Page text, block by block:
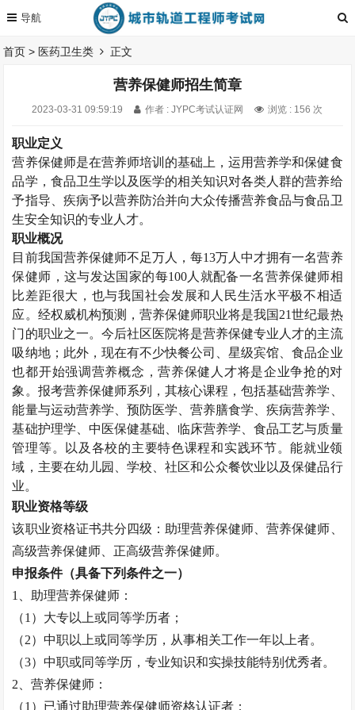
首页 > 医药卫生类 正文
营养保健师招生简章
2023-03-31 09:59:19 作者 : JYPC考试认证网 浏览 : 156 次
职业定义
营养保健师是在营养师培训的基础上，运用营养学和保健食
品学，食品卫生学以及医学的相关知识对各类人群的营养给
予指导、疾病予以营养防治并向大众传播营养食品与食品卫
生安全知识的专业人才。
职业概况
目前我国营养保健师不足万人，每13万人中才拥有一名营养
保健师，这与发达国家的每100人就配备一名营养保健师相
比差距很大，也与我国社会发展和人民生活水平极不相适
应。经权威机构预测，营养保健师职业将是我国21世纪最热
门的职业之一。今后社区医院将是营养保健专业人才的主流
吸纳地；此外，现在有不少快餐公司、星级宾馆、食品企业
也都开始强调营养概念，营养保健人才将是企业争抢的对
象。报考营养保健师系列，其核心课程，包括基础营养学、
能量与运动营养学、预防医学、营养膳食学、疾病营养学、
基础护理学、中医保健基础、临床营养学、食品工艺与质量
管理等。以及各校的主要特色课程和实践环节。能就业领
域，主要在幼儿园、学校、社区和公众餐饮业以及保健品行
业。
职业资格等级
该职业资格证书共分四级：助理营养保健师 、营养保健师
高级营养保健师 、正高级营养保健师。
申报条件（具备下列条件之一）
1、助理营养保健师 ：
（1）大专以上或同等学历者；
（2）中职以上或同等学历，从事相关工作一年以上者。
（3）中职或同等学历，专业知识和实操技能特别优秀者。
2、营养保健师 ：
（1）已通过助理营养保健师资格认证者；